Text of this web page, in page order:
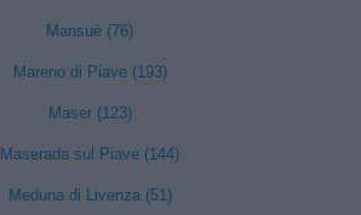
Mansuè (76)
Mareno di Piave (193)
Maser (123)
Maserada sul Piave (144)
Meduna di Livenza (51)